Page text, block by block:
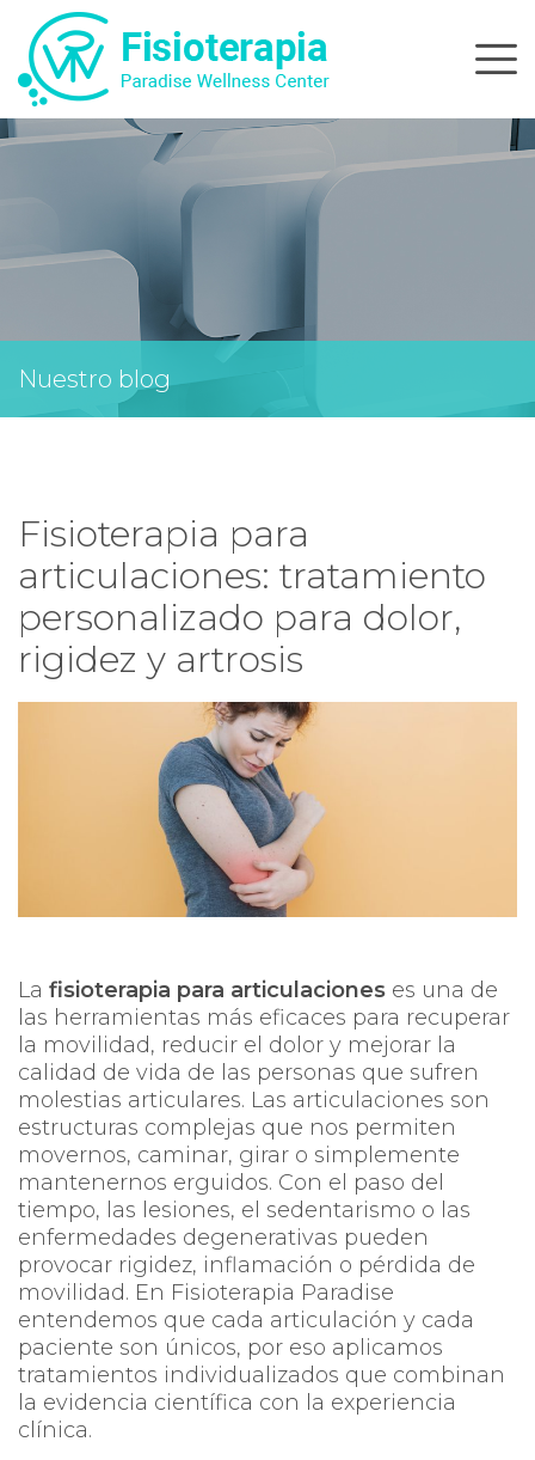
content
Nuestro blog
Fisioterapia para
articulaciones: tratamiento
personalizado para dolor,
rigidez y artrosis
La fisioterapia para articulaciones es una de
las herramientas más eficaces para recuperar
la movilidad, reducir el dolor y mejorar la
calidad de vida de las personas que sufren
molestias articulares. Las articulaciones son
estructuras complejas que nos permiten
movernos, caminar, girar o simplemente
mantenernos erguidos. Con el paso del
tiempo, las lesiones, el sedentarismo o las
enfermedades degenerativas pueden
provocar rigidez, inflamación o pérdida de
movilidad. En Fisioterapia Paradise
entendemos que cada articulación y cada
paciente son únicos, por eso aplicamos
tratamientos individualizados que combinan
la evidencia científica con la experiencia
clínica.